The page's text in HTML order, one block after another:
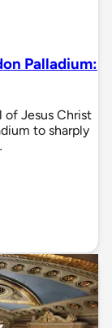
Palladium:
of Jesus Christ
to sharply